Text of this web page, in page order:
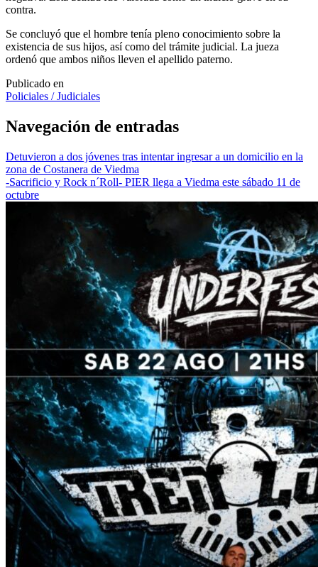
contra.
Se concluyó que el hombre tenía pleno conocimiento sobre la
existencia de sus hijos, así como del trámite judicial. La jueza
ordenó que ambos niños lleven el apellido paterno.
Publicado en
Policiales / Judiciales
Navegación de entradas
Detuvieron a dos jóvenes tras intentar ingresar a un domicilio en la
zona de Costanera de Viedma
-Sacrificio y Rock n´Roll- PIER llega a Viedma este sábado 11 de
octubre